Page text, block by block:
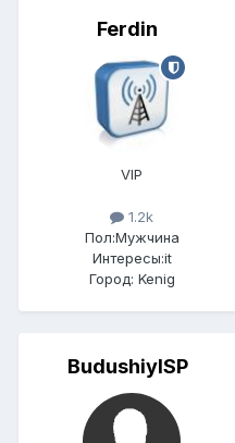
Ferdin
VIP
1.2k
Пол:Мужчина
Интересы:it
Город: Kenig
BudushiyISP